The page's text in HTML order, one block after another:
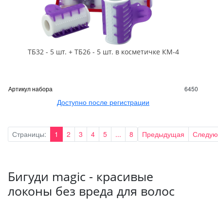
ТБ32 - 5 шт. + ТБ26 - 5 шт. в косметичке КМ-4
Артикул набора 6450
Доступно после регистрации
Страницы: 1 2 3 4 5 ... 8 Предыдущая
Бигуди magic - красивые
локоны без вреда для волос